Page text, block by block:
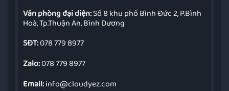
Văn phòng đại diện:Số 8 khu phố Bình Đức 2, P.Bình
Hoà, Tp.Thuận An, Bình Dương
SĐT:078 779 8977
Zalo:078 779 8977
Email:info@cloudyez.com